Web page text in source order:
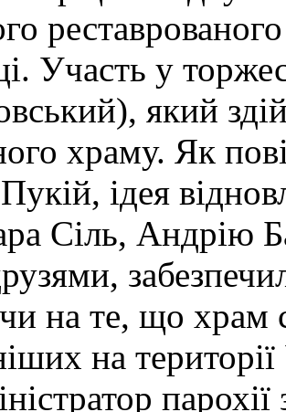
Участь у
який
храму. Як
ідея
Сіль, Андрію
на те, що храм
на